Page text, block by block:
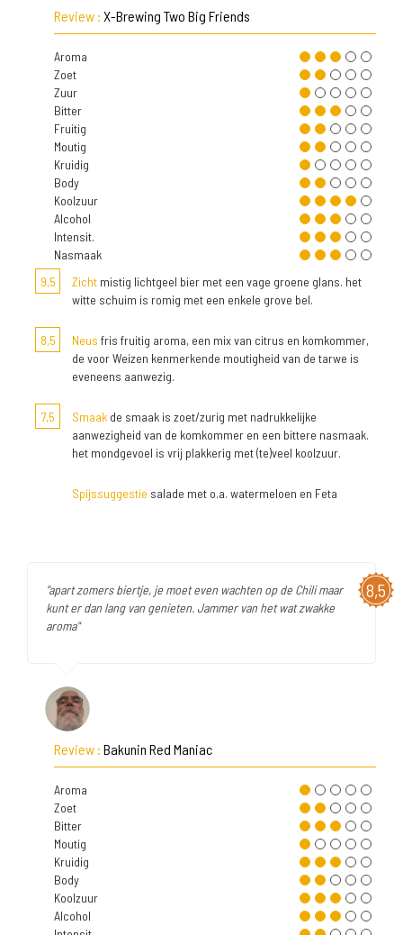
Review : X-Brewing Two Big Friends
Aroma
Zoet
Zuur
Bitter
Fruitig
Moutig
Kruidig
Body
Koolzuur
Alcohol
Intensit.
Nasmaak
9,5
Zicht mistig lichtgeel bier met een vage groene glans. het
witte schuim is romig met een enkele grove bel.
8,5 Neus fris fruitig aroma, een mix van citrus en komkommer,
de voor Weizen kenmerkende moutigheid van de tarwe is
eveneens aanwezig.
7,5 Smaak de smaak is zoet/zurig met nadrukkelijke
aanwezigheid van de komkommer en een bittere nasmaak.
het mondgevoel is vrij plakkerig met (te)veel koolzuur.
Spijssuggestie salade met o.a. watermeloen en Feta
8,5
"apart zomers biertje, je moet even wachten op de Chili maar
kunt er dan lang van genieten. Jammer van het wat zwakke
aroma"
Review : Bakunin Red Maniac
Aroma
Zoet
Bitter
Moutig
Kruidig
Body
Koolzuur
Alcohol